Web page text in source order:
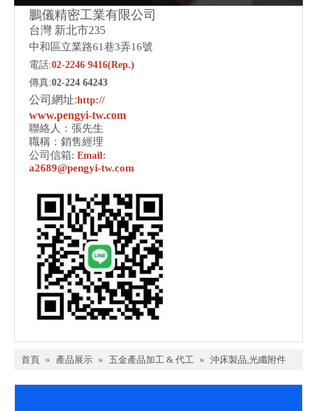
鵬儀精密工業有限公司
台灣 新北市235
中和區立業路61巷3弄16號
電話:02-2246 9416(Rep.)
傳真:02-224 64243
公司網址:http://
www.pengyi-tw.com
聯絡人：張先生
職稱：銷售經理
公司信箱: Email:
a2689@pengyi-tw.com
首頁 » 產品展示 » 五金產品加工 & 代工 » 沖床製品,光纖附件